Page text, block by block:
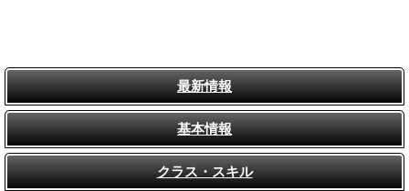
最新情報
基本情報
クラス・スキル